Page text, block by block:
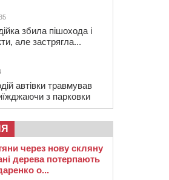
збила пішохода і
але застрягла...
автівки травмував
з парковки
через нову скляну
дерева потерпають
о...